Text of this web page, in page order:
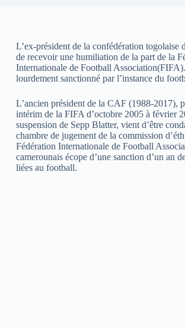
L’ex-président de la confédération togolaise
de recevoir une humiliation de la part de la
Internationale de Football
lourdement sanctionné par l’instance du
L’ancien président de la CAF (1988-2017),
intérim de la FIFA d’octobre 2005 à février
suspension de Sepp Blatter, vient d’être
chambre de jugement de la commission
Fédération Internationale de Football
camerounais écope d’une sanction d’un an
liées au football.